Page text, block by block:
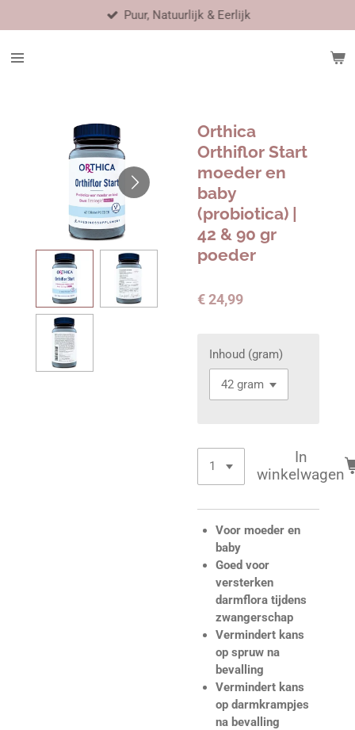
direct
naar
Puur, Natuurlijk & Eerlijk
Orthica
Orthiflor Start
moeder en
baby
(probiotica) |
42 & 90 gr
poeder
€ 24,99
Inhoud (gram)
In
winkelwagen
Voor moeder en
baby
Goed voor
versterken
darmflora tijdens
zwangerschap
Vermindert kans
op spruw na
bevalling
Vermindert kans
op darmkrampjes
na bevalling